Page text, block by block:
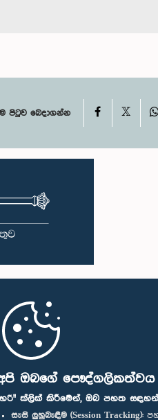
ඔබගේ පෞද්ගලිකත්වය
ක්ලික් කිරීමෙන්, ඔබ පහත
සැසි ලුහුබැඳීම (Session Tracking):
පිටුව බෙදාගන්න Facebook